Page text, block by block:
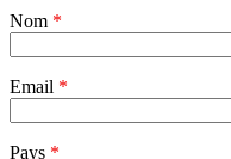
vide.
Nom *
Email *
Pays *